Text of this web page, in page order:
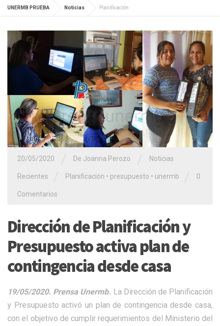
UNERMB PRUEBA Noticias Planificación
20/05/2020 De Joanna Perozo Noticias
Recientes Planificación • presupuesto • unermb 0
Comentarios
Dirección de Planificación y
Presupuesto activa plan de
contingencia desde casa
19/05/2020. Prensa Unermb. La Dirección de Planificación
y Presupuesto activó un plan de contingencia desde casa,
con el objetivo de cumplir requerimientos del Ministerio del